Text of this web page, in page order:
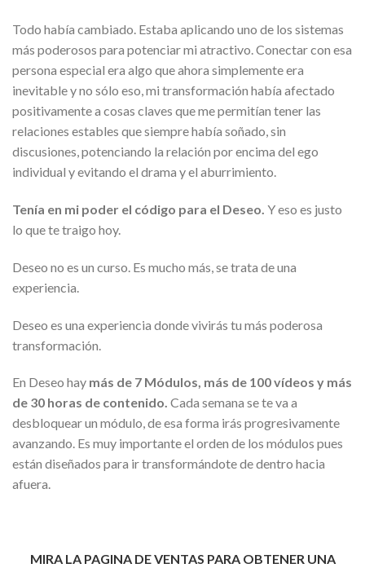
Todo había cambiado. Estaba aplicando uno de los sistemas
más poderosos para potenciar mi atractivo. Conectar con esa
persona especial era algo que ahora simplemente era
inevitable y no sólo eso, mi transformación había afectado
positivamente a cosas claves que me permitían tener las
relaciones estables que siempre había soñado, sin
discusiones, potenciando la relación por encima del ego
individual y evitando el drama y el aburrimiento.
Tenía en mi poder el código para el Deseo. Y eso es justo
lo que te traigo hoy.
Deseo no es un curso. Es mucho más, se trata de una
experiencia.
Deseo es una experiencia donde vivirás tu más poderosa
transformación.
En Deseo hay más de 7 Módulos, más de 100 vídeos y más
de 30 horas de contenido. Cada semana se te va a
desbloquear un módulo, de esa forma irás progresivamente
avanzando. Es muy importante el orden de los módulos pues
están diseñados para ir transformándote de dentro hacia
afuera.
MIRA LA PAGINA DE VENTAS PARA OBTENER UNA